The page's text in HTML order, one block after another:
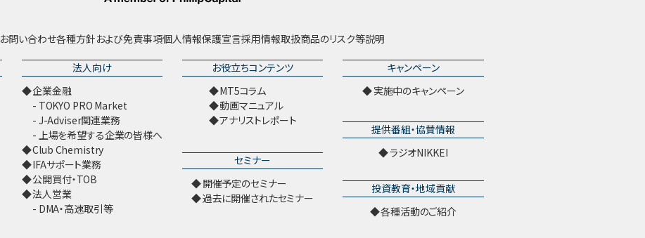
お問い合わせ各種方針および免責事項個人情報保護宣言採用情報取扱商品のリスク等説明
法人向け
企業金融
TOKYO PRO Market
J-Adviser関連業務
上場を希望する企業の皆様へ
Club Chemistry
IFAサポート業務
公開買付・TOB
法人営業
DMA・高速取引等
お役立ちコンテンツ
MT5コラム
動画マニュアル
アナリストレポート
セミナー
開催予定のセミナー
過去に開催されたセミナー
キャンペーン
実施中のキャンペーン
提供番組・協賛情報
ラジオNIKKEI
投資教育・地域貢献
各種活動のご紹介